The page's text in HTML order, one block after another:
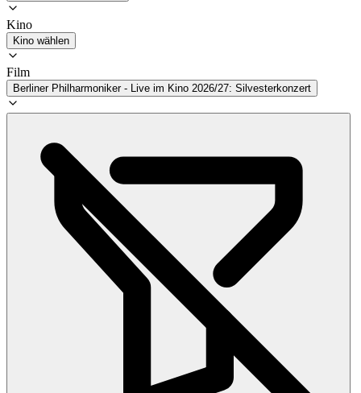
Kino
Kino wählen
Film
Berliner Philharmoniker - Live im Kino 2026/27: Silvesterkonzert